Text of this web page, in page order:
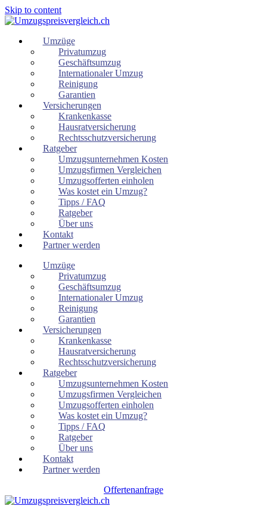
Skip to content
Umzüge
Privatumzug
Geschäftsumzug
Internationaler Umzug
Reinigung
Garantien
Versicherungen
Krankenkasse
Hausratversicherung
Rechtsschutzversicherung
Ratgeber
Umzugsunternehmen Kosten
Umzugsfirmen Vergleichen
Umzugsofferten einholen
Was kostet ein Umzug?
Tipps / FAQ
Ratgeber
Über uns
Kontakt
Partner werden
Umzüge
Privatumzug
Geschäftsumzug
Internationaler Umzug
Reinigung
Garantien
Versicherungen
Krankenkasse
Hausratversicherung
Rechtsschutzversicherung
Ratgeber
Umzugsunternehmen Kosten
Umzugsfirmen Vergleichen
Umzugsofferten einholen
Was kostet ein Umzug?
Tipps / FAQ
Ratgeber
Über uns
Kontakt
Partner werden
Offertenanfrage